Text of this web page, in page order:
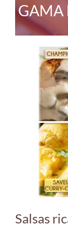
GAMA
Salsas